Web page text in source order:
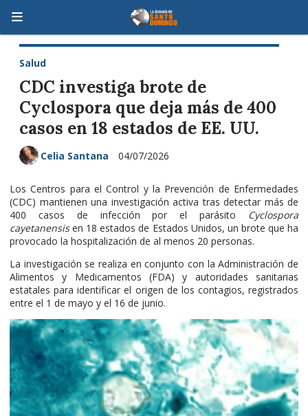
CDC investiga brote de
Cyclospora que deja más de 400
casos en 18 estados de EE. UU.
Salud
04/07/2026
Celia Santana
Los Centros para el Control y la Prevención de Enfermedades
(CDC) mantienen una investigación activa tras detectar más de
400 casos de infección por el parásito
Cyclospora
cayetanensisen 18 estados de Estados Unidos, un brote que ha
provocado la hospitalización de al menos 20 personas.
La investigación se realiza en conjunto con la Administración de
Alimentos y Medicamentos (FDA) y autoridades sanitarias
estatales para identificar el origen de los contagios, registrados
entre el 1 de mayo y el 16 de junio.